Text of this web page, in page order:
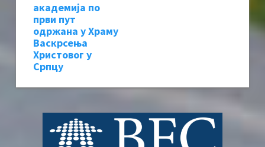
академија по
први пут
одржана у Храму
Васкрсења
Христовог у
Српцу